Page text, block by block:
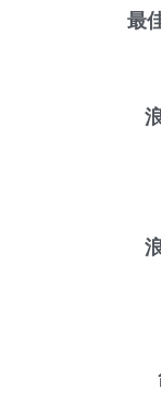
遊艇
超跑
二手
超跑
福
馬術
駒峰
渡假餐飲
十大
English
最